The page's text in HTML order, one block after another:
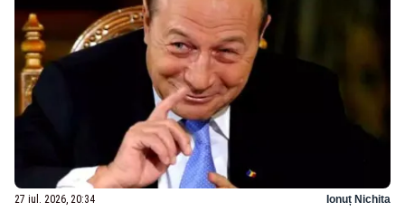
27 iul. 2026, 20:34 Ionuț Nichita